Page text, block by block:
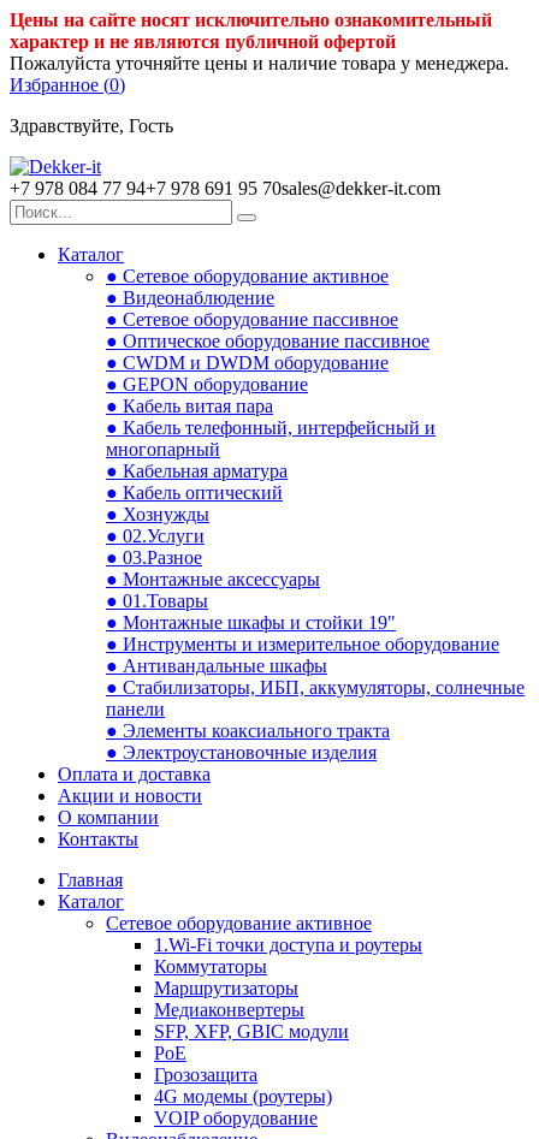
Цены на сайте носят исключительно ознакомительный
характер и не являются публичной офертой
Пожалуйста уточняйте цены и наличие товара у менеджера.
Избранное (0)
Здравствуйте, Гость
+7 978 084 77 94+7 978 691 95 70sales@dekker-it.com
Каталог
● Сетевое оборудование активное
● Видеонаблюдение
● Сетевое оборудование пассивное
● Оптическое оборудование пассивное
● CWDM и DWDM оборудование
● GEPON оборудование
● Кабель витая пара
● Кабель телефонный, интерфейсный и
многопарный
● Кабельная арматура
● Кабель оптический
● Хознужды
● 02.Услуги
● 03.Разное
● Монтажные аксессуары
● 01.Товары
● Монтажные шкафы и стойки 19"
● Инструменты и измерительное оборудование
● Антивандальные шкафы
● Стабилизаторы, ИБП, аккумуляторы, солнечные
панели
● Элементы коаксиального тракта
● Электроустановочные изделия
Оплата и доставка
Акции и новости
О компании
Контакты
Главная
Каталог
Сетевое оборудование активное
1.Wi-Fi точки доступа и роутеры
Коммутаторы
Маршрутизаторы
Медиаконвертеры
SFP, XFP, GBIC модули
PoE
Грозозащита
4G модемы (роутеры)
VOIP оборудование